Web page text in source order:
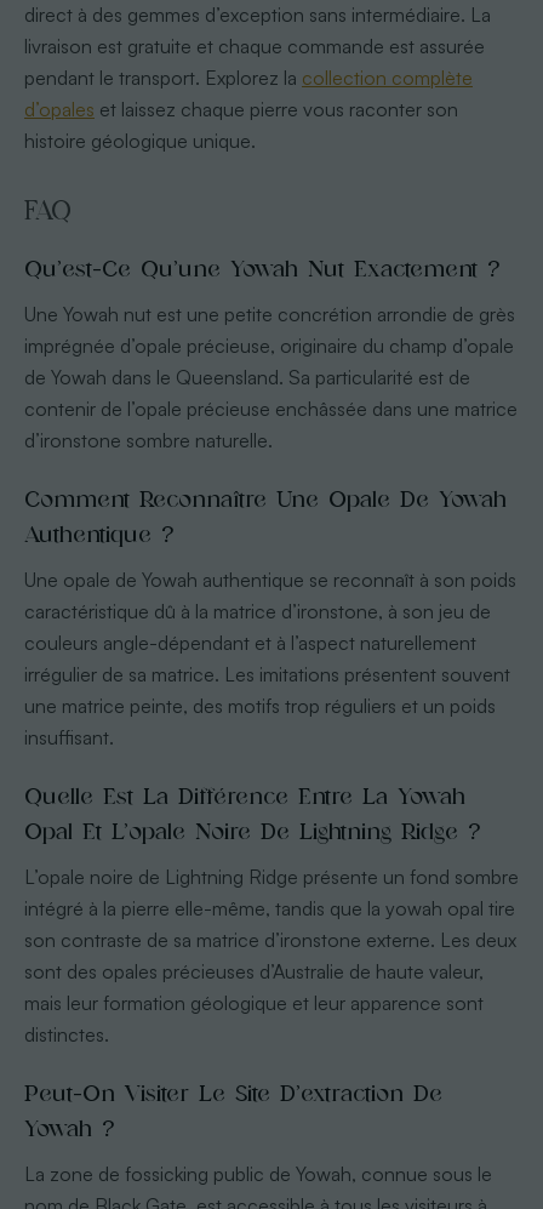
direct à des gemmes d’exception sans intermédiaire. La
livraison est gratuite et chaque commande est assurée
pendant le transport. Explorez la collection complète
d’opales et laissez chaque pierre vous raconter son
histoire géologique unique.
FAQ
Qu’est-Ce Qu’une Yowah Nut Exactement ?
Une Yowah nut est une petite concrétion arrondie de grès
imprégnée d’opale précieuse, originaire du champ d’opale
de Yowah dans le Queensland. Sa particularité est de
contenir de l’opale précieuse enchâssée dans une matrice
d’ironstone sombre naturelle.
Comment Reconnaître Une Opale De Yowah
Authentique ?
Une opale de Yowah authentique se reconnaît à son poids
caractéristique dû à la matrice d’ironstone, à son jeu de
couleurs angle-dépendant et à l’aspect naturellement
irrégulier de sa matrice. Les imitations présentent souvent
une matrice peinte, des motifs trop réguliers et un poids
insuffisant.
Quelle Est La Différence Entre La Yowah
Opal Et L’opale Noire De Lightning Ridge ?
L’opale noire de Lightning Ridge présente un fond sombre
intégré à la pierre elle-même, tandis que la yowah opal tire
son contraste de sa matrice d’ironstone externe. Les deux
sont des opales précieuses d’Australie de haute valeur,
mais leur formation géologique et leur apparence sont
distinctes.
Peut-On Visiter Le Site D’extraction De
Yowah ?
La zone de fossicking public de Yowah, connue sous le